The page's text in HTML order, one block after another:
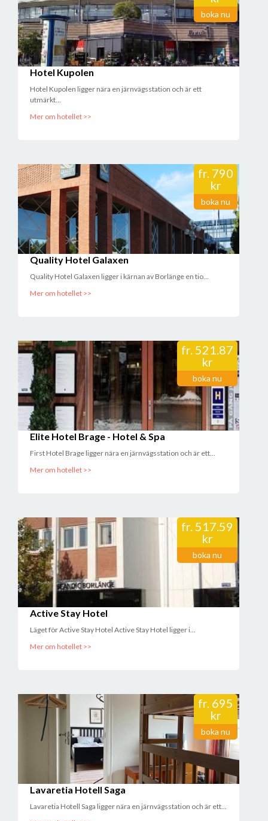
boka nu
Hotel Kupolen
Hotel Kupolen ligger nära en järnvägsstation och är ett
utmärkt...
Mer om hotellet >>
fr. 790
kr
boka nu
Quality Hotel Galaxen
Quality Hotel Galaxen ligger i kärnan av Borlänge en tio...
Mer om hotellet >>
fr.521.87
kr
boka nu
Elite Hotel Brage - Hotel & Spa
First Hotel Brage ligger nära en järnvägsstation och är ett...
Mer om hotellet >>
fr.517.59
kr
boka nu
Active Stay Hotel
Läget för Active Stay Hotel Active Stay Hotel ligger i...
Mer om hotellet >>
fr. 695
kr
boka nu
Lavaretia Hotell Saga
Lavaretia Hotell Saga ligger nära en järnvägsstation och är ett...